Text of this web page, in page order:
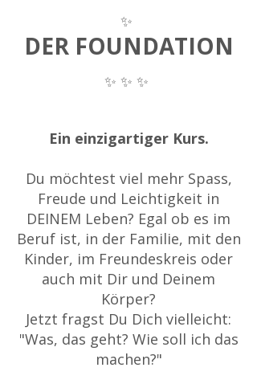
✨
DER FOUNDATION
✨ ✨ ✨
Ein einzigartiger Kurs.
Du möchtest viel mehr Spass,
Freude und Leichtigkeit in
DEINEM Leben? Egal ob es im
Beruf ist, in der Familie, mit den
Kinder, im Freundeskreis oder
auch mit Dir und Deinem
Körper?
Jetzt fragst Du Dich vielleicht:
"Was, das geht? Wie soll ich das
machen?"